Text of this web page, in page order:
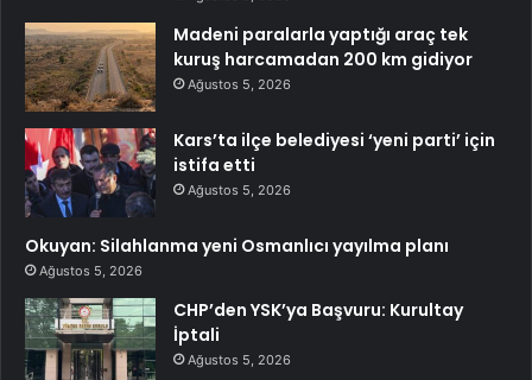
Madeni paralarla yaptığı araç tek
kuruş harcamadan 200 km gidiyor
Ağustos 5, 2026
Kars’ta ilçe belediyesi ‘yeni parti’ için
istifa etti
Ağustos 5, 2026
Okuyan: Silahlanma yeni Osmanlıcı yayılma planı
Ağustos 5, 2026
CHP’den YSK’ya Başvuru: Kurultay
İptali
Ağustos 5, 2026